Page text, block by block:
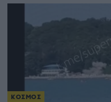
ΚΟΣΜΟΣ